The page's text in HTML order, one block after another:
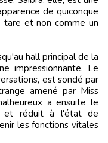
de quiconque
et non comme un
hall principal de la
impressionnante. Le
est sondé par
amené par Miss
a ensuite le
et réduit à l'état de
les fonctions vitales